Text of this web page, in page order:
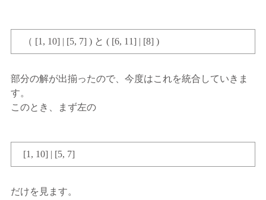
（ [1, 10] | [5, 7] ) と ( [6, 11] | [8] )
部分の解が出揃ったので、今度はこれを統合していきま
す。
このとき、まず左の
[1, 10] | [5, 7]
だけを見ます。